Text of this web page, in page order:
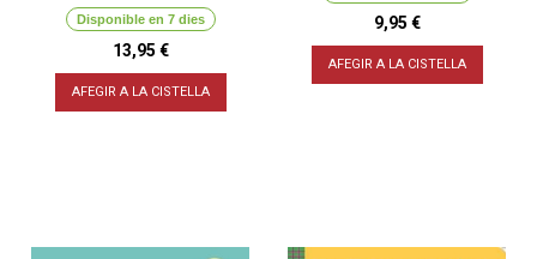
Disponible en 7 dies
13,95 €
AFEGIR A LA CISTELLA
9,95 €
AFEGIR A LA CISTELLA